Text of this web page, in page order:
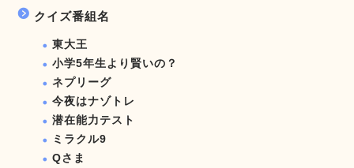
クイズ番組名
東大王
小学5年生より賢いの？
ネプリーグ
今夜はナゾトレ
潜在能力テスト
ミラクル9
Qさま